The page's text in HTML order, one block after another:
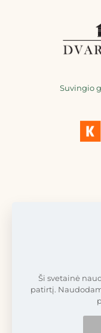
Suvingio
Ši svetainė
patirtį.